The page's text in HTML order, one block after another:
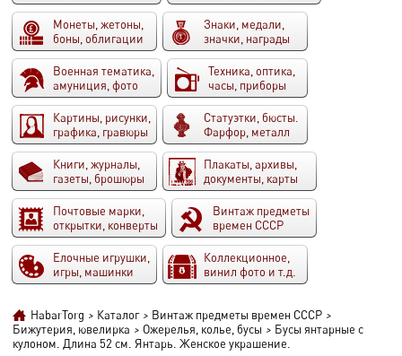
Монеты, жетоны,
боны, облигации
Знаки, медали,
значки, награды
Военная тематика,
амуниция, фото
Техника, оптика,
часы, приборы
Картины, рисунки,
графика, гравюры
Статуэтки, бюсты.
Фарфор, металл
Книги, журналы,
газеты, брошюры
Плакаты, архивы,
документы, карты
Почтовые марки,
открытки, конверты
Винтаж предметы
времен СССР
Елочные игрушки,
игры, машинки
Коллекционное,
винил фото и т.д.
HabarTorg > Каталог > Винтаж предметы времен СССР >
Бижутерия, ювелирка > Ожерелья, колье, бусы > Бусы янтарные с
кулоном. Длина 52 см. Янтарь. Женское украшение.